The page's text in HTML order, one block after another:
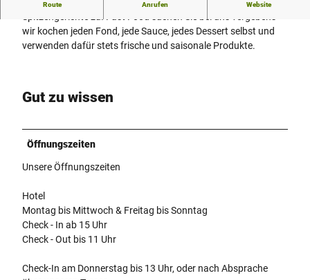
Route Anrufen Website
wir kochen jeden Fond, jede Sauce, jedes Dessert selbst und
verwenden dafür stets frische und saisonale Produkte.
Gut zu wissen
Öffnungszeiten
Unsere Öffnungszeiten
Hotel
Montag bis Mittwoch & Freitag bis Sonntag
Check - In ab 15 Uhr
Check - Out bis 11 Uhr
Check-In am Donnerstag bis 13 Uhr, oder nach Absprache